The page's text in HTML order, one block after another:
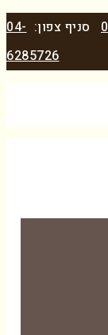
סניף צפון:04-
6285726